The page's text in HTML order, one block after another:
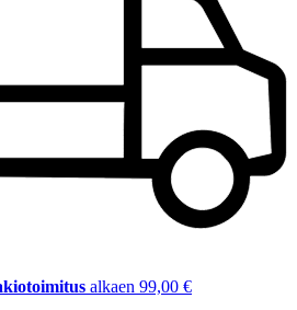
alkaen 99,00 €